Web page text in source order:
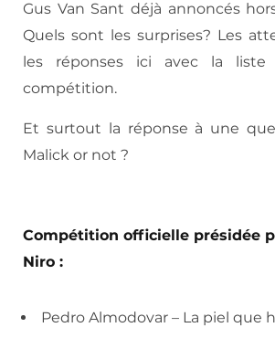
Gus Van Sant déjà annoncés
Quels sont les surprises? Les
les réponses ici avec la
compétition.
Et surtout la réponse à une
Malick or not ?
Compétition officielle présidée
Niro :
Pedro Almodovar – La piel que